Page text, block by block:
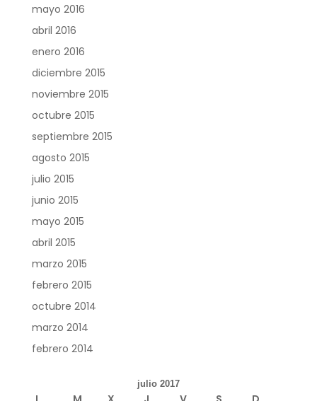
mayo 2016
abril 2016
enero 2016
diciembre 2015
noviembre 2015
octubre 2015
septiembre 2015
agosto 2015
julio 2015
junio 2015
mayo 2015
abril 2015
marzo 2015
febrero 2015
octubre 2014
marzo 2014
febrero 2014
julio 2017